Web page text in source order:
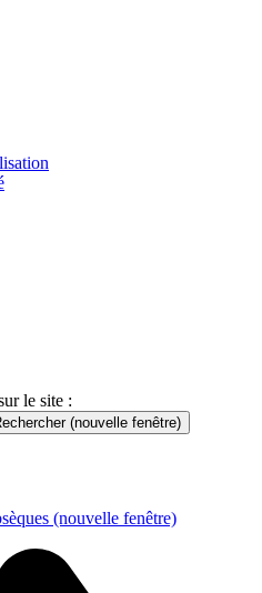
le site :
(nouvelle fenêtre)
(nouvelle fenêtre)